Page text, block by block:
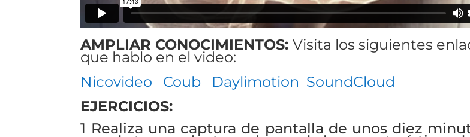
AMPLIAR CONOCIMIENTOS:Visita los siguientes
que hablo en el video:
Nicovideo
Coub Daylimotion SoundCloud
EJERCICIOS:
1 Realiza una captura de pantalla de unos diez